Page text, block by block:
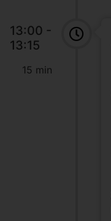
13:00 -
13:15
15 min